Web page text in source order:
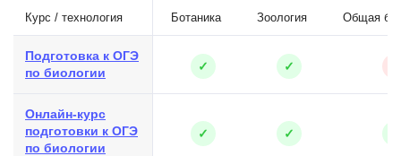
Курс / технология Ботаника Зоология Общая
Подготовка к ОГЭ
по биологии
✓ ✓
Онлайн-курс
подготовки к ОГЭ
по биологии
✓ ✓